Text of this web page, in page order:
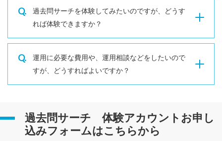
Q.
過去問サーチを体験してみたいのですが、どうす
れば体験できますか？
Q.
運用に必要な費用や、運用相談などをしたいので
すが、どうすればよいですか？
過去問サーチ 体験アカウントお申し
込みフォームはこちらから